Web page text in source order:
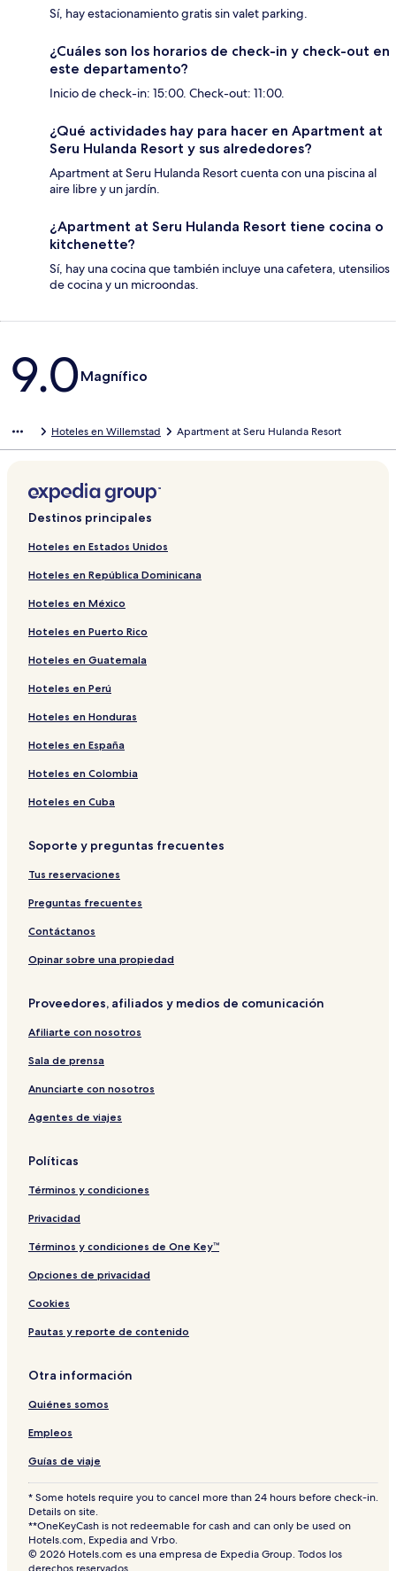
Sí, hay estacionamiento gratis sin valet parking.
¿Cuáles son los horarios de check-in y check-out en
este departamento?
Inicio de check-in: 15:00. Check-out: 11:00.
¿Qué actividades hay para hacer en Apartment at
Seru Hulanda Resort y sus alrededores?
Apartment at Seru Hulanda Resort cuenta con una piscina al
aire libre y un jardín.
¿Apartment at Seru Hulanda Resort tiene cocina o
kitchenette?
Sí, hay una cocina que también incluye una cafetera, utensilios
de cocina y un microondas.
Opiniones
9.0Magnífico
Hoteles en Willemstad Apartment at Seru Hulanda Resort
Destinos principales
Hoteles en Estados Unidos
Hoteles en República Dominicana
Hoteles en México
Hoteles en Puerto Rico
Hoteles en Guatemala
Hoteles en Perú
Hoteles en Honduras
Hoteles en España
Hoteles en Colombia
Hoteles en Cuba
Soporte y preguntas frecuentes
Tus reservaciones
Preguntas frecuentes
Contáctanos
Opinar sobre una propiedad
Proveedores, afiliados y medios de comunicación
Afiliarte con nosotros
Sala de prensa
Anunciarte con nosotros
Agentes de viajes
Políticas
Términos y condiciones
Privacidad
Términos y condiciones de One Key™
Opciones de privacidad
Cookies
Pautas y reporte de contenido
Otra información
Quiénes somos
Empleos
Guías de viaje
* Some hotels require you to cancel more than 24 hours before check-in.
Details on site.
**OneKeyCash is not redeemable for cash and can only be used on
Hotels.com, Expedia and Vrbo.
© 2026 Hotels.com es una empresa de Expedia Group. Todos los